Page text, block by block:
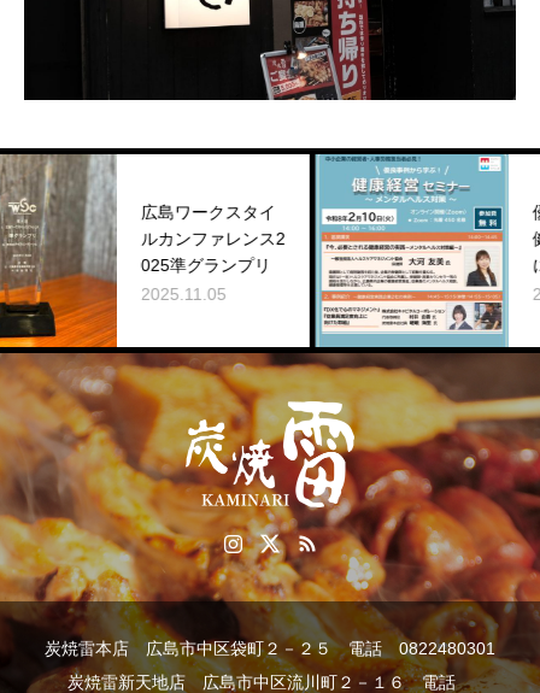
広島ワークスタイ
ルカンファレンス2
025準グランプリ
2025.11.05
優良事例
健康経営
に登壇し
炭焼雷本店 広島市中区袋町２－２５ 電話 0822480301
炭焼雷新天地店 広島市中区流川町２－１６ 電話